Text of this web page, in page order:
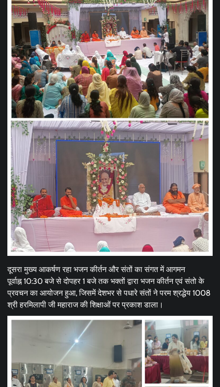
दूसरा मुख्य आकर्षण रहा भजन कीर्तन और संतों का संगत में आगमन
पूर्वाह्न 10:30 बजे से दोपहर 1 बजे तक भक्तों द्वारा भजन कीर्तन एवं संतो के
प्रवचन का आयोजन हुआ, जिसमें देशभर से पधारे संतों ने परम श्रद्धेय 1008
श्री हरमिलापी जी महाराज की शिक्षाओं पर प्रकाश डाला।